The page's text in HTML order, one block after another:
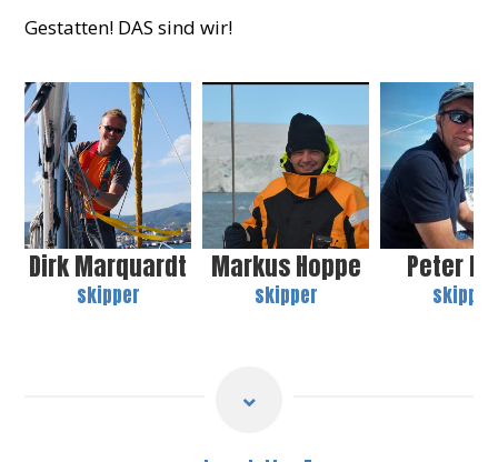
Gestatten! DAS sind wir!
Dirk Marquardt
skipper
Markus Hoppe
skipper
Peter
skipper